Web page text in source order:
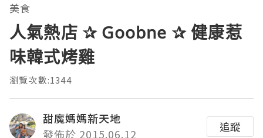
美食
人氣熱店 ✰ Goobne ✰ 健康惹
味韓式烤雞
瀏覽次數:1344
甜魔媽媽新天地
發佈於 2015.06.12
追蹤